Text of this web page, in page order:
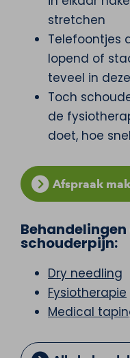
stretchen
Telefoontjes
lopend of
teveel in
Toch
de
doet, hoe
Afspraak
schouderpijn:
Dry needling
Fysiotherapie
Medical